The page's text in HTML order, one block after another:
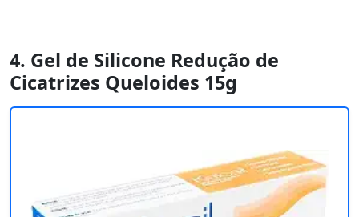
4. Gel de Silicone Redução de
Cicatrizes Queloides 15g